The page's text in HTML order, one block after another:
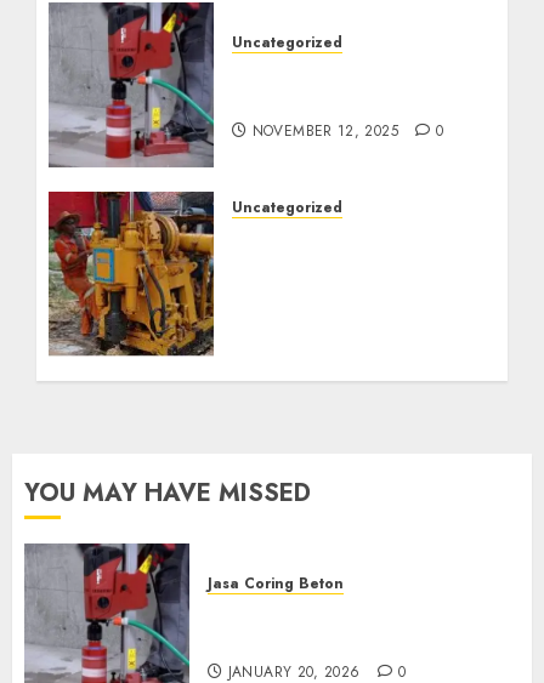
Uncategorized
NOVEMBER 12, 2025 0
Uncategorized
YOU MAY HAVE MISSED
Jasa Coring Beton
JANUARY 20, 2026 0